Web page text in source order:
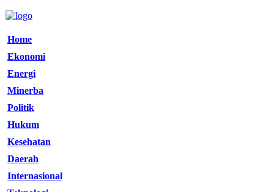
Home
Ekonomi
Energi
Minerba
Politik
Hukum
Kesehatan
Daerah
Internasional